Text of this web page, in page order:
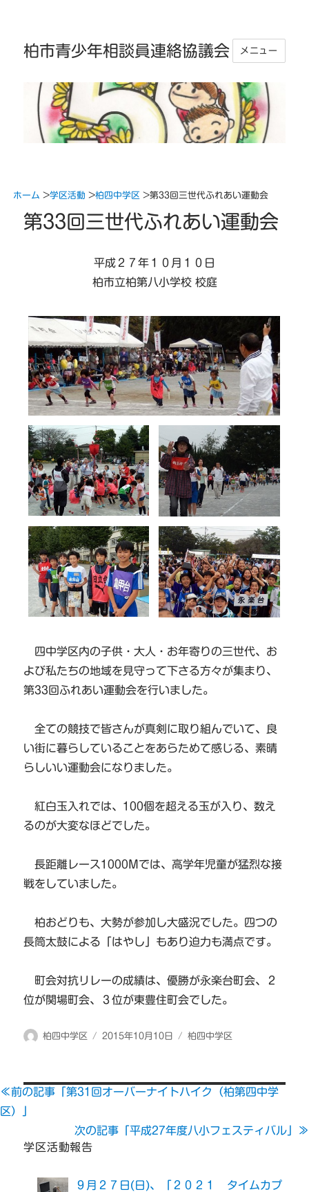
柏市青少年相談員連絡協議会 メニュー
ホーム >学区活動 >柏四中学区 >第33回三世代ふれあい運動会
第33回三世代ふれあい運動会
平成２７年１０月１０日
柏市立柏第八小学校 校庭
四中学区内の子供・大人・お年寄りの三世代、お
よび私たちの地域を見守って下さる方々が集まり、
第33回ふれあい運動会を行いました。
全ての競技で皆さんが真剣に取り組んでいて、良
い街に暮らしていることをあらためて感じる、素晴
らしいい運動会になりました。
紅白玉入れでは、100個を超える玉が入り、数え
るのが大変なほどでした。
長距離レース1000Mでは、高学年児童が猛烈な接
戦をしていました。
柏おどりも、大勢が参加し大盛況でした。四つの
長筒太鼓による「はやし」もあり迫力も満点です。
町会対抗リレーの成績は、優勝が永楽台町会、２
位が関場町会、３位が東豊住町会でした。
投
柏四中学区
投
2015年10月10日
カ
ー
柏四中学区
≪前の記事「第31回オーバーナイトハイク（柏第四中学
区）」
次の記事「平成27年度八小フェスティバル」≫
学区活動報告
９月２７日(日)、「２０２１ タイムカプ